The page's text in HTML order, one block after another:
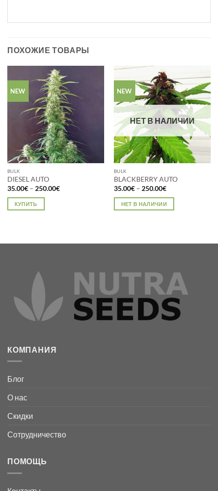
ПОХОЖИЕ ТОВАРЫ
NEW
BULK
DIESEL AUTO
35.00€ – 250.00€Диапазон
КУПИТЬ
несколько
выбрать
на
странице
товара.
NEW
НЕТ В НАЛИЧИИ
BULK
BLACKBERRY AUTO
35.00€ – 250.00€Диапазон
35.00€
–
НЕТ В НАЛИЧИИ
несколько
можно
на
странице
товара.
КОМПАНИЯ
Блог
О нас
Скидки
Сотрудничество
ПОМОЩЬ